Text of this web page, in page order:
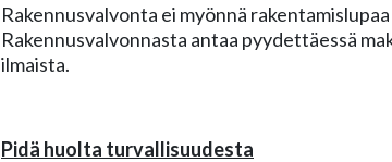
Rakennusvalvonta ei myönnä
Rakennusvalvonnasta antaa pyydettäessä
ilmaista.
Pidä huolta turvallisuudesta